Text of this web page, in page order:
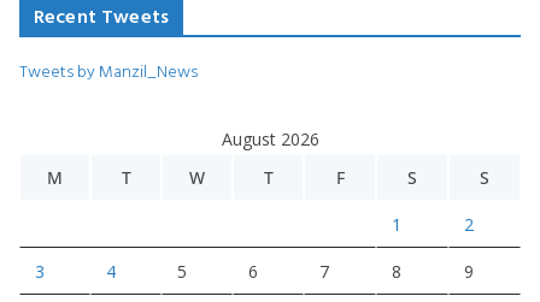
Recent Tweets
Tweets by Manzil_News
August 2026
M
T W T F S S
1 2
3 4 5 6 7 8 9